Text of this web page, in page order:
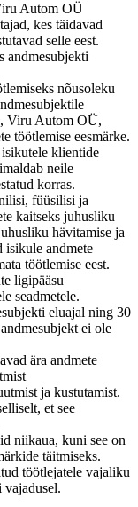
Autom OÜ
kes täidavad
selle eest.
andmesubjekti
nõusoleku
Viru Autom OÜ,
töötlemise eesmärke.
klientide
neile
korras.
füüsilisi ja
kaitseks juhusliku
hävitamise ja
isikule andmete
töötlemise eest.
ligipääsu
seadmetele.
eluajal ning 30
ei ole
ära andmete
ja kustutamist.
et see
niikaua, kuni see on
täitmiseks.
töötlejatele vajaliku
vajadusel.